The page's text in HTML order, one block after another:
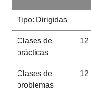
Tipo: Dirigidas
Clases de
prácticas
12
Clases de
problemas
12